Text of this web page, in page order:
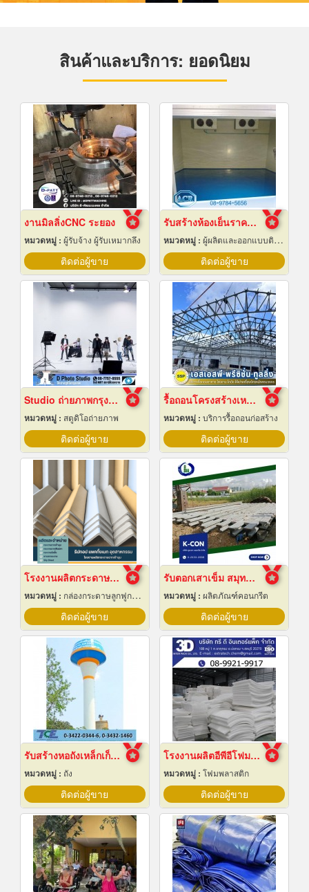
สินค้าและบริการ: ยอดนิยม
งานมิลลิ่งCNC ระยอง
หมวดหมู่ : ผู้รับจ้าง ผู้รับเหมากลึง
ติดต่อผู้ขาย
รับสร้างห้องเย็นราคาถูก
หมวดหมู่ : ผู้ผลิตและออกแบบติดตั้งห้องเย็น
ติดต่อผู้ขาย
Studio ถ่ายภาพกรุงเทพ
หมวดหมู่ : สตูดิโอถ่ายภาพ
ติดต่อผู้ขาย
รื้อถอนโครงสร้างเหล็ก สมุทรปราการ
หมวดหมู่ : บริการรื้อถอนก่อสร้าง
ติดต่อผู้ขาย
โรงงานผลิตกระดาษฉากเข้ามุม
หมวดหมู่ : กล่องกระดาษลูกฟูกและไฟเบอร์
ติดต่อผู้ขาย
รับตอกเสาเข็ม สมุทรปราการ ราคาถูก
หมวดหมู่ : ผลิตภัณฑ์คอนกรีต
ติดต่อผู้ขาย
รับสร้างหอถังเหล็กเก็บน้ำ
หมวดหมู่ : ถัง
ติดต่อผู้ขาย
โรงงานผลิตอีพีอีโฟมชลบุรี
หมวดหมู่ : โฟมพลาสติก
ติดต่อผู้ขาย